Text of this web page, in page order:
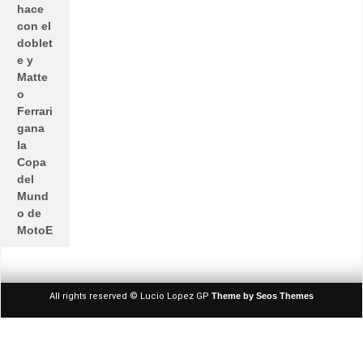
hace
con el
doblet
e y
Matte
o
Ferrari
gana
la
Copa
del
Mund
o de
MotoE
All rights reserved © Lucio Lopez GP Theme by Seos Themes